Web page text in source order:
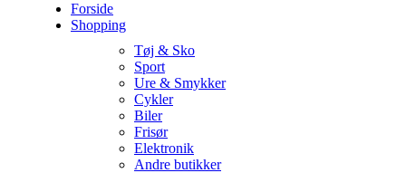
Forside
Shopping
Tøj & Sko
Sport
Ure & Smykker
Cykler
Biler
Frisør
Elektronik
Andre butikker